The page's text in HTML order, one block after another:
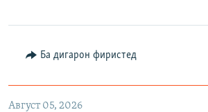
Ба дигарон фиристед
Август 05, 2026